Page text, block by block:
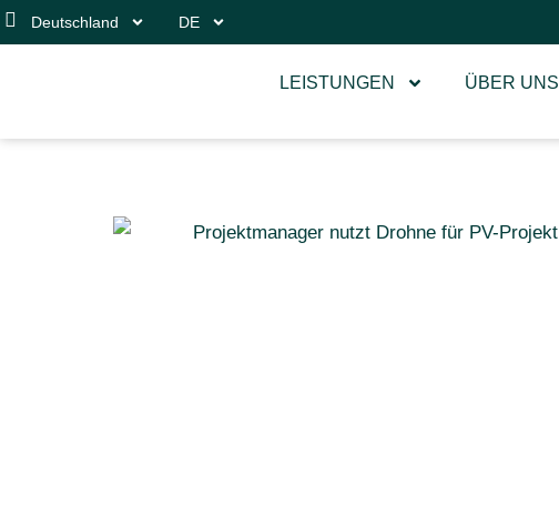
Deutschland DE
LEISTUNGEN ÜBER UNS